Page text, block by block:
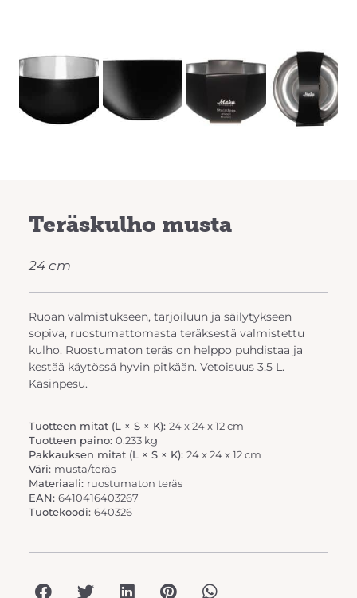
Previous Next
Teräskulho musta
24 cm
Ruoan valmistukseen, tarjoiluun ja säilytykseen
sopiva, ruostumattomasta teräksestä valmistettu
kulho. Ruostumaton teräs on helppo puhdistaa ja
kestää käytössä hyvin pitkään. Vetoisuus 3,5 L.
Käsinpesu.
Tuotteen mitat (L × S × K): 24 x 24 x 12 cm
Tuotteen paino: 0.233 kg
Pakkauksen mitat (L × S × K): 24 x 24 x 12 cm
Väri: musta/teräs
Materiaali: ruostumaton teräs
EAN: 6410416403267
Tuotekoodi: 640326